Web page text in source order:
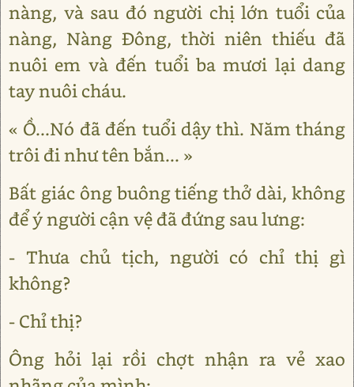
nàng, và sau đó người chị lớn tuổi của
nàng, Nàng Đông, thời niên thiếu đã
nuôi em và đến tuổi ba mươi lại dang
tay nuôi cháu.
« Ồ...Nó đã đến tuổi dậy thì. Năm tháng
trôi đi như tên bắn... »
Bất giác ông buông tiếng thở dài, không
để ý người cận vệ đã đứng sau lưng:
- Thưa chủ tịch, người có chỉ thị gì
không?
- Chỉ thị?
Ông hỏi lại rồi chợt nhận ra vẻ xao